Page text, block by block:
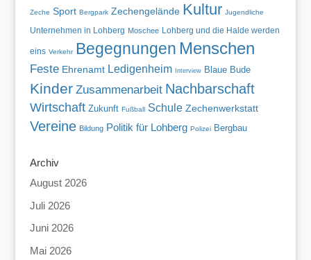
Zeche Sport Bergpark Zechengelände Kultur Jugendliche
Unternehmen in Lohberg Moschee Lohberg und die Halde werden
eins Verkehr Begegnungen Menschen
Feste Ehrenamt Ledigenheim Interview Blaue Bude
Kinder Zusammenarbeit Nachbarschaft
Wirtschaft Zukunft Fußball Schule Zechenwerkstatt
Vereine Bildung Politik für Lohberg Polizei Bergbau
Archiv
August 2026
Juli 2026
Juni 2026
Mai 2026